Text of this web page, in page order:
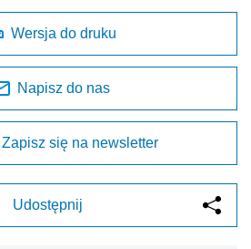
Wersja do druku
Napisz do nas
Zapisz się na newsletter
Udostępnij